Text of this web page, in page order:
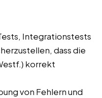
Integrationstests
dass die
korrekt
von Fehlern und